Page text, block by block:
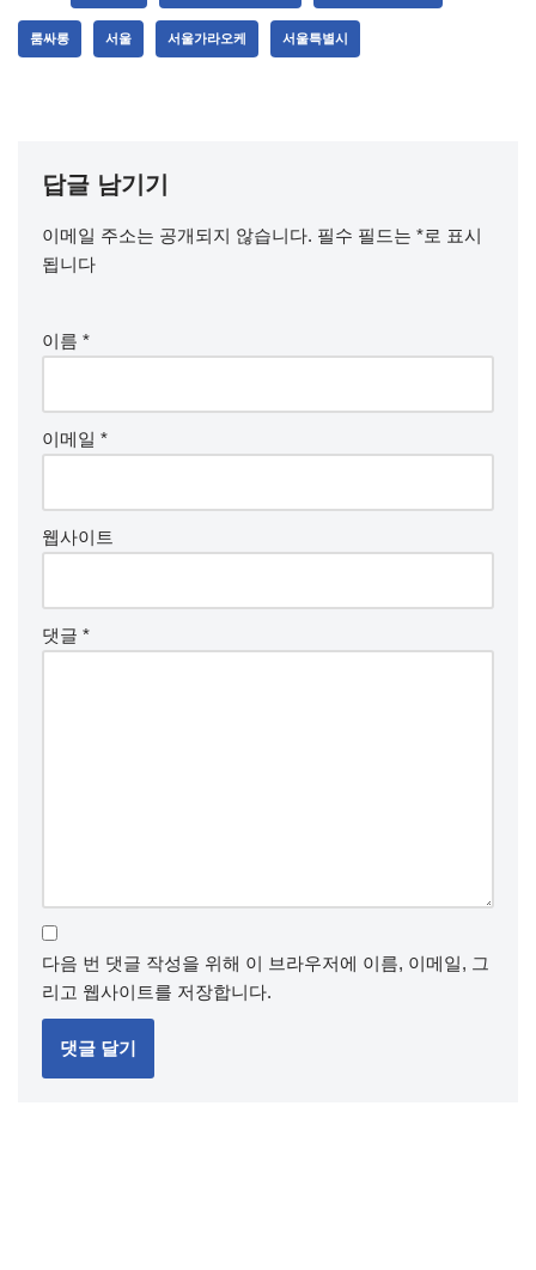
룸싸롱 서울 서울가라오케 서울특별시
답글 남기기
이메일 주소는 공개되지 않습니다. 필수 필드는 *로 표시
됩니다
이름 *
이메일 *
웹사이트
댓글 *
다음 번 댓글 작성을 위해 이 브라우저에 이름, 이메일, 그
리고 웹사이트를 저장합니다.